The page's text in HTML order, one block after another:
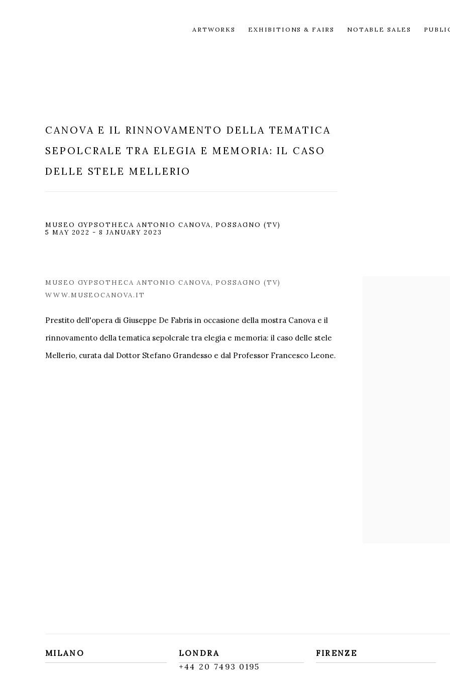
ARTWORKS EXHIBITIONS & FAIRS NOTABLE SALES
CANOVA E IL RINNOVAMENTO DELLA TEMATICA
SEPOLCRALE TRA ELEGIA E MEMORIA: IL CASO
DELLE STELE MELLERIO
MUSEO GYPSOTHECA ANTONIO CANOVA, POSSAGNO (TV)
5 MAY 2022 - 8 JANUARY 2023
MUSEO GYPSOTHECA ANTONIO CANOVA, POSSAGNO (TV)
WWW.MUSEOCANOVA.IT
Prestito dell'opera di Giuseppe De Fabris in occasione della mostra Canova e il
rinnovamento della tematica sepolcrale tra elegia e memoria: il caso delle stele
Mellerio, curata dal Dottor Stefano Grandesso e dal Professor Francesco Leone.
MILANO
LONDRA
+44 20 7493 0195
FIRENZE